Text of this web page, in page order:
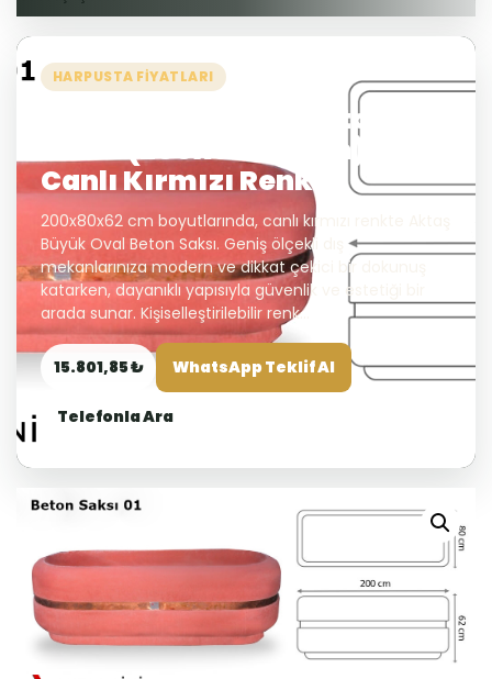
HARPUSTA FIYATLARI
Aktaş Büyük Oval Beton
Saksı (200x80x62 cm) –
Canlı Kırmızı Renk
200x80x62 cm boyutlarında, canlı kırmızı renkte Aktaş
Büyük Oval Beton Saksı. Geniş ölçekli dış
mekanlarınıza modern ve dikkat çekici bir dokunuş
katarken, dayanıklı yapısıyla güvenlik ve estetiği bir
arada sunar. Kişiselleştirilebilir renk...
15.801,85 ₺ WhatsApp Teklif Al
Telefonla Ara